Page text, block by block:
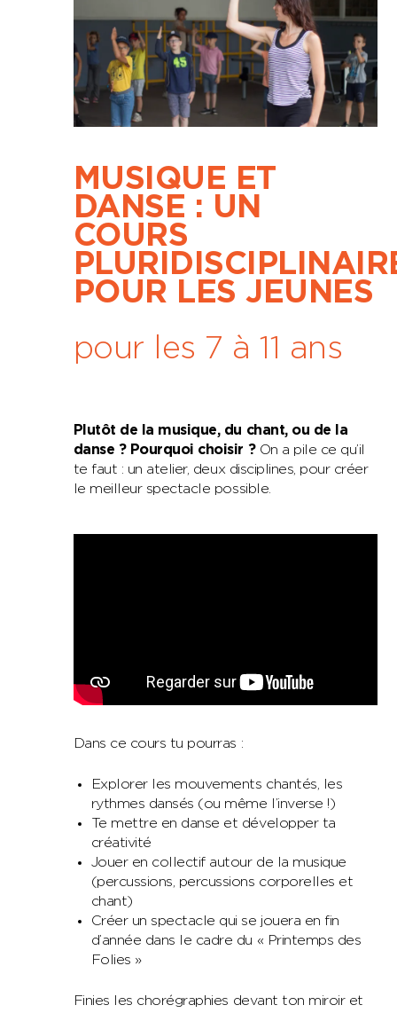
MUSIQUE ET
DANSE : UN
COURS
POUR LES JEUNES
pour les 7 à 11 ans
Plutôt de la musique, du chant, ou de la
danse ? Pourquoi choisir ?On a pile ce qu’il
te faut : un atelier, deux disciplines, pour créer
le meilleur spectacle possible.
Dans ce cours tu pourras :
Explorer les mouvements chantés, les
rythmes dansés (ou même l’inverse !)
Te mettre en danse et développer ta
créativité
Jouer en collectif autour de la musique
(percussions, percussions corporelles et
chant)
Créer un spectacle qui se jouera en fin
d’année dans le cadre du « Printemps des
Folies »
Finies les chorégraphies devant ton miroir et